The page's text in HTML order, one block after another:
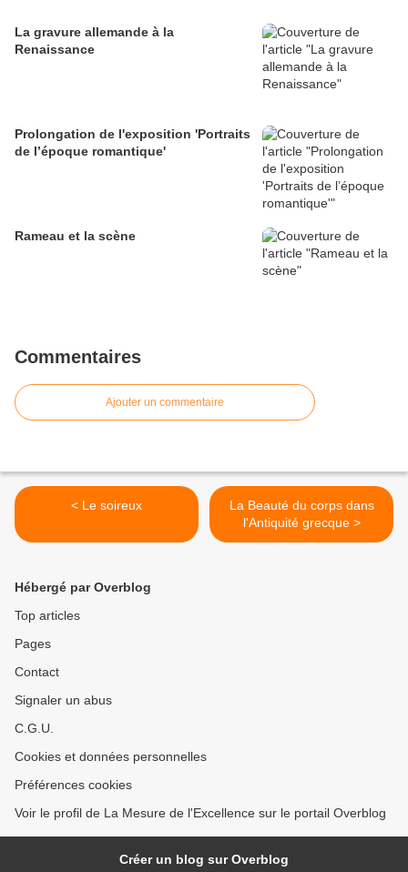
La gravure allemande à la
Renaissance
Prolongation de l'exposition 'Portraits
de l’époque romantique'
Rameau et la scène
Commentaires
Ajouter un commentaire
< Le soireux
La Beauté du corps dans
l'Antiquité grecque >
Hébergé par Overblog
Top articles
Pages
Contact
Signaler un abus
C.G.U.
Cookies et données personnelles
Préférences cookies
Voir le profil de La Mesure de l'Excellence sur le portail Overblog
Créer un blog sur Overblog